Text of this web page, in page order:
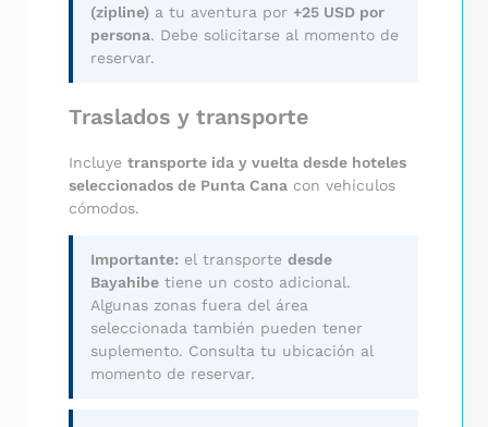
(zipline) a tu aventura por +25 USD por
persona. Debe solicitarse al momento de
reservar.
Traslados y transporte
Incluye transporte ida y vuelta desde hoteles
seleccionados de Punta Cana con vehículos
cómodos.
Importante: el transporte desde
Bayahibe tiene un costo adicional.
Algunas zonas fuera del área
seleccionada también pueden tener
suplemento. Consulta tu ubicación al
momento de reservar.